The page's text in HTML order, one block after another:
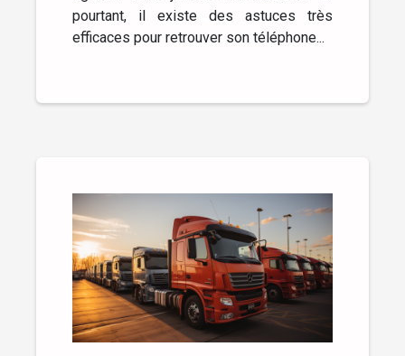
pourtant, il existe des astuces très
efficaces pour retrouver son téléphone...